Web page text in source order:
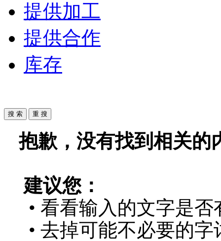
提供加工
提供合作
库存
抱歉，没有找到相关的
建议您：
• 看看输入的文字是否
• 去掉可能不必要的字